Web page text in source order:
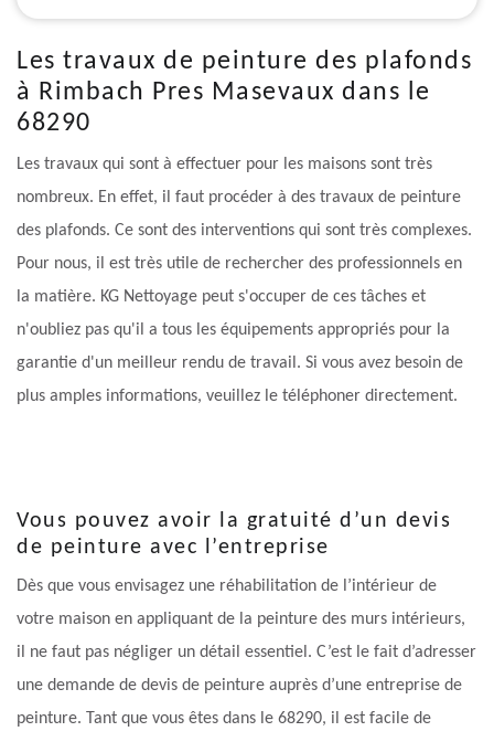
Les travaux de peinture des plafonds
à Rimbach Pres Masevaux dans le
68290
Les travaux qui sont à effectuer pour les maisons sont très
nombreux. En effet, il faut procéder à des travaux de peinture
des plafonds. Ce sont des interventions qui sont très complexes.
Pour nous, il est très utile de rechercher des professionnels en
la matière. KG Nettoyage peut s'occuper de ces tâches et
n'oubliez pas qu'il a tous les équipements appropriés pour la
garantie d'un meilleur rendu de travail. Si vous avez besoin de
plus amples informations, veuillez le téléphoner directement.
Vous pouvez avoir la gratuité d’un devis
de peinture avec l’entreprise
Dès que vous envisagez une réhabilitation de l’intérieur de
votre maison en appliquant de la peinture des murs intérieurs,
il ne faut pas négliger un détail essentiel. C’est le fait d’adresser
une demande de devis de peinture auprès d’une entreprise de
peinture. Tant que vous êtes dans le 68290, il est facile de